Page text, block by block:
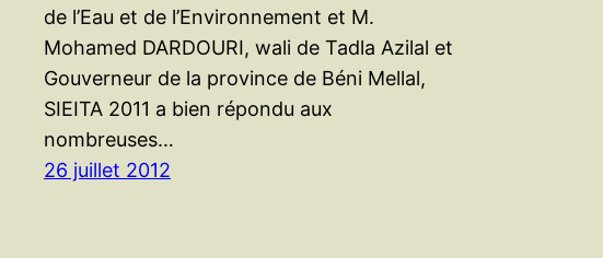
de l’Eau et de l’Environnement et M.
Mohamed DARDOURI, wali de Tadla Azilal et
Gouverneur de la province de Béni Mellal,
SIEITA 2011 a bien répondu aux
nombreuses…
26 juillet 2012